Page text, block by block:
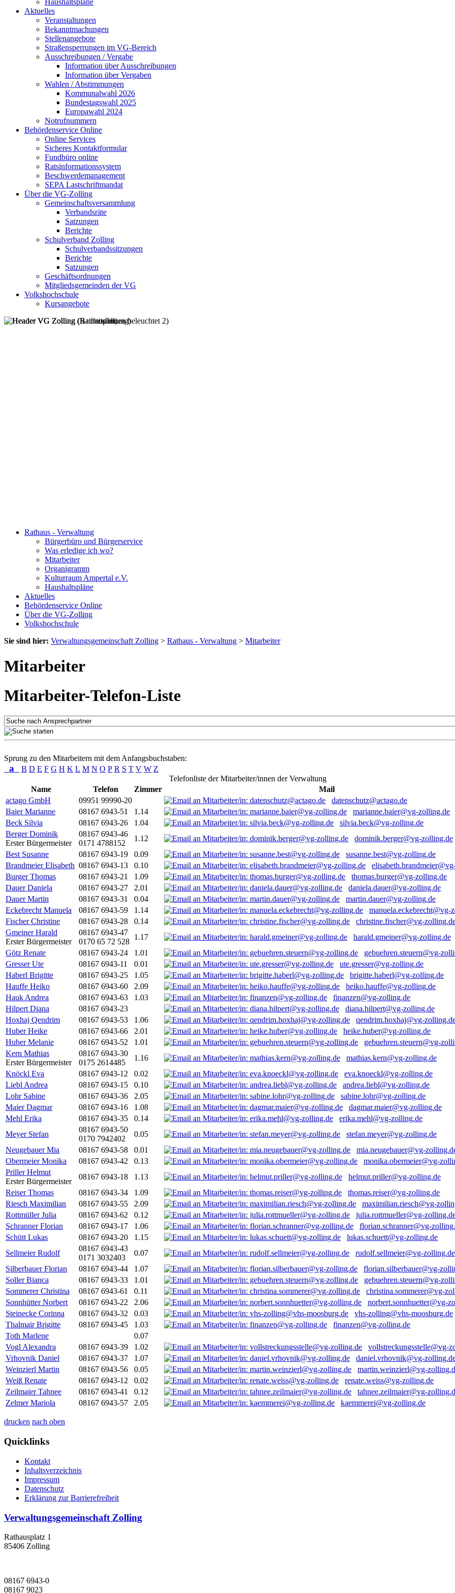
Haushaltspläne
Aktuelles
Veranstaltungen
Bekanntmachungen
Stellenangebote
Straßensperrungen im VG-Bereich
Ausschreibungen / Vergabe
Information über Ausschreibungen
Information über Vergaben
Wahlen / Abstimmungen
Kommunalwahl 2026
Bundestagswahl 2025
Europawahl 2024
Notrufnummern
Behördenservice Online
Online Services
Sicheres Kontaktformular
Fundbüro online
Ratsinformationssystem
Beschwerdemanagement
SEPA Lastschriftmandat
Über die VG-Zolling
Gemeinschaftsversammlung
Verbandsräte
Satzungen
Berichte
Schulverband Zolling
Schulverbandssitzungen
Berichte
Satzungen
Geschäftsordnungen
Mitgliedsgemeinden der VG
Volkshochschule
Kursangebote
Rathaus - Verwaltung
Bürgerbüro und Bürgerservice
Was erledige ich wo?
Mitarbeiter
Organigramm
Kulturraum Ampertal e.V.
Haushaltspläne
Aktuelles
Behördenservice Online
Über die VG-Zolling
Volkshochschule
Sie sind hier: Verwaltungsgemeinschaft Zolling > Rathaus - Verwaltung > Mitarbeiter
Mitarbeiter
Mitarbeiter-Telefon-Liste
Sprung zu den Mitarbeitern mit dem Anfangsbuchstaben:
a B D E F G H K L M N O P R S T V W Z
Telefonliste der Mitarbeiter/innen der Verwaltung
Name
Telefon Zimmer
Mail
actago GmbH
09951 99990-20
datenschutz@actago.de
Baier Marianne
08167 6943-51 1.14
marianne.baier@vg-zolling.de
Beck Silvia
08167 6943-26 1.04
silvia.beck@vg-zolling.de
Berger Dominik
Erster Bürgermeister
08167 6943-46
0171 4788152
1.12
dominik.berger@vg-zolling.de
Best Susanne
08167 6943-19 0.09
susanne.best@vg-zolling.de
Brandmeier Elisabeth 08167 6943-13 0.10
Burger Thomas
08167 6943-21 1.09
thomas.burger@vg-zolling.de
Dauer Daniela
08167 6943-27 2.01
daniela.dauer@vg-zolling.de
Dauer Martin
08167 6943-31 0.04
martin.dauer@vg-zolling.de
Eckebrecht Manuela
08167 6943-59 1.14
manuela.eckebrecht@vg-
Fischer Christine
08167 6943-28 0.14
christine.fischer@vg-
Gmeiner Harald
Erster Bürgermeister
08167 6943-47
0170 65 72 528
1.17
harald.gmeiner@vg-zolling.de
Götz Renate
08167 6943-24 1.01
gebuehren.steuern@vg-
Gresser Ute
08167 6943-11 0.01
ute.gresser@vg-zolling.de
Haberl Brigitte
08167 6943-25 1.05
brigitte.haberl@vg-zolling.de
Hauffe Heiko
08167 6943-60 2.09
heiko.hauffe@vg-zolling.de
Hauk Andrea
08167 6943-63 1.03
finanzen@vg-zolling.de
Hilpert Diana
08167 6943-23
diana.hilpert@vg-zolling.de
Hoxhaj Qendrim
08167 6943-53 1.06
qendrim.hoxhaj@vg-
Huber Heike
08167 6943-66 2.01
heike.huber@vg-zolling.de
Huber Melanie
08167 6943-52 1.01
gebuehren.steuern@vg-
Kern Mathias
Erster Bürgermeister
08167 6943-30
0175 2614485
1.16
mathias.kern@vg-zolling.de
Knöckl Eva
08167 6943-12 0.02
eva.knoeckl@vg-zolling.de
Liebl Andrea
08167 6943-15 0.10
andrea.liebl@vg-zolling.de
Lohr Sabine
08167 6943-36 2.05
sabine.lohr@vg-zolling.de
Maier Dagmar
08167 6943-16 1.08
dagmar.maier@vg-zolling.de
Mehl Erika
08167 6943-35 0.14
erika.mehl@vg-zolling.de
Meyer Stefan
08167 6943-50
0170 7942402
0.05
stefan.meyer@vg-zolling.de
Neugebauer Mia
08167 6943-58 0.01
mia.neugebauer@vg-
Obermeier Monika
08167 6943-42 0.13
monika.obermeier@vg-
Priller Helmut
Erster Bürgermeister
08167 6943-18 1.13
helmut.priller@vg-zolling.de
Reiser Thomas
08167 6943-34 1.09
thomas.reiser@vg-zolling.de
Riesch Maximilian
08167 6943-55 2.09
maximilian.riesch@vg-
Rottmüller Julia
08167 6943-62 0.12
julia.rottmueller@vg-
Schranner Florian
08167 6943-17 1.06
florian.schranner@vg-
Schütt Lukas
08167 6943-20 1.15
lukas.schuett@vg-zolling.de
Sellmeier Rudolf
08167 6943-43
0171 3032403
0.07
rudolf.sellmeier@vg-zolling.de
Silberbauer Florian
08167 6943-44 1.07
florian.silberbauer@vg-
Soller Bianca
08167 6943-33 1.01
gebuehren.steuern@vg-
Sommerer Christina
08167 6943-61 0.11
christina.sommerer@vg-
Sonnhütter Norbert
08167 6943-22 2.06
norbert.sonnhuetter@vg-
Steinecke Corinna
08167 6943-32 0.03
vhs-zolling@vhs-moosburg.de
Thalmair Brigitte
08167 6943-45 1.03
finanzen@vg-zolling.de
Toth Marlene
0.07
Vogl Alexandra
08167 6943-39 1.02
vollstreckungsstelle@vg-
Vrhovnik Daniel
08167 6943-37 1.07
daniel.vrhovnik@vg-
Weinzierl Martin
08167 6943-56 0.05
martin.weinzierl@vg-
Weiß Renate
08167 6943-12 0.02
renate.weiss@vg-zolling.de
Zeilmaier Tahnee
08167 6943-41 0.12
tahnee.zeilmaier@vg-
Zelmer Mariola
08167 6943-57 2.05 kaemmerei@vg-zolling.de
drucken nach oben
Quicklinks
Kontakt
Inhaltsverzeichnis
Impressum
Datenschutz
Erklärung zur Barrierefreiheit
Verwaltungsgemeinschaft Zolling
Rathausplatz 1
85406 Zolling
08167 6943-0
08167 9023